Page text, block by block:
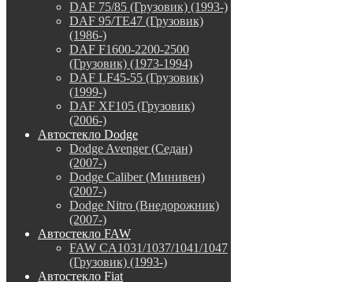
DAF 75/85 (Грузовик) (1993-)
DAF 95/TE47 (Грузовик)
(1986-)
DAF F1600-2200-2500
(Грузовик) (1973-1994)
DAF LF45-55 (Грузовик)
(1999-)
DAF XF105 (Грузовик)
(2006-)
Автостекло Dodge
Dodge Avenger (Седан)
(2007-)
Dodge Caliber (Минивен)
(2007-)
Dodge Nitro (Внедорожник)
(2007-)
Автостекло FAW
FAW CA1031/1037/1041/1047
(Грузовик) (1993-)
Автостекло Fiat